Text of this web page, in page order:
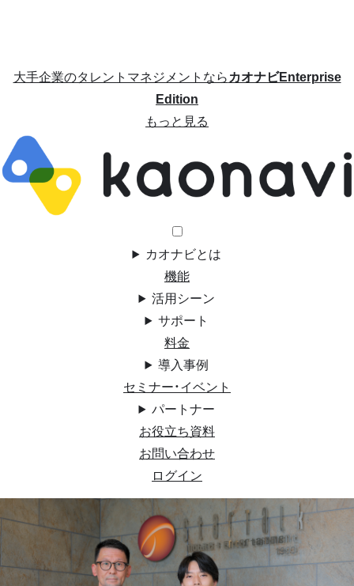
大手企業のタレントマネジメントならカオナビEnterprise
Edition
もっと見る
カオナビとは
機能
活用シーン
サポート
料金
導入事例
セミナー・イベント
パートナー
お役立ち資料
お問い合わせ
ログイン